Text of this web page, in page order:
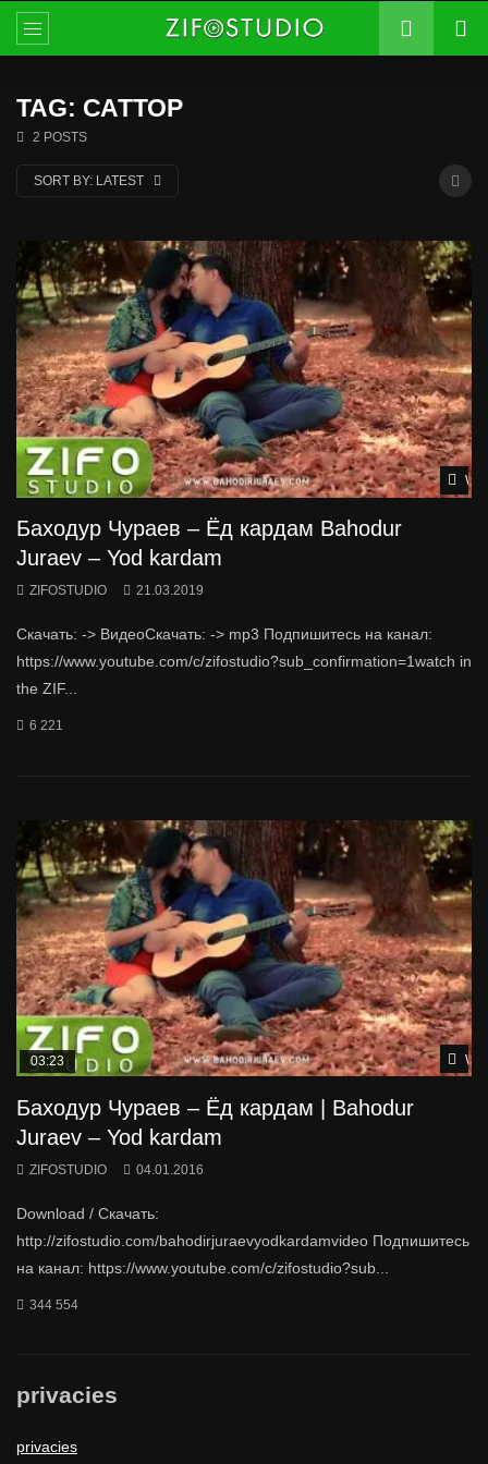
TAG: САТТОР
2 POSTS
SORT BY: LATEST
Баходур Чураев – Ёд кардам Bahodur
Juraev – Yod kardam
ZIFOSTUDIO 21.03.2019
Скачать: -> ВидеоСкачать: -> mp3 Подпишитесь на канал:
https://www.youtube.com/c/zifostudio?sub_confirmation=1watch in
the ZIF...
6 221
03:23
Баходур Чураев – Ёд кардам | Bahodur
Juraev – Yod kardam
ZIFOSTUDIO 04.01.2016
Download / Скачать:
http://zifostudio.com/bahodirjuraevyodkardamvideo Подпишитесь
на канал: https://www.youtube.com/c/zifostudio?sub...
344 554
privacies
privacies